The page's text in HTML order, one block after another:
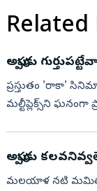
Related
అప్పుడు
ప్రస్తుతం 'రాకా'
మల్టీప్లెక్స్‌ని ఘనంగా
అప్పుడు
మలయాళ నటి మమితా